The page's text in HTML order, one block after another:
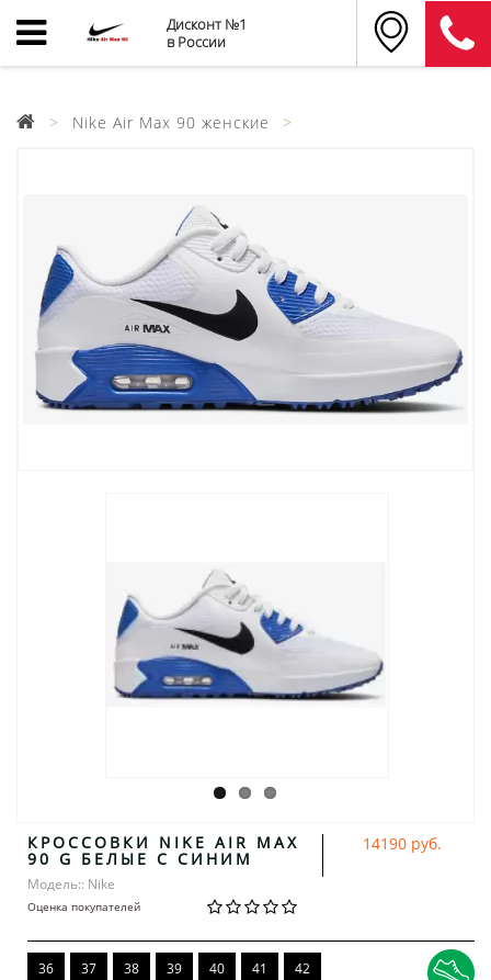
Дисконт №1
в России
Nike Air Max 90 женские
КРОССОВКИ NIKE AIR MAX
90 G БЕЛЫЕ С СИНИМ
Модель:: Nike
Оценка покупателей
14190 руб.
36 37 38 39 40 41 42